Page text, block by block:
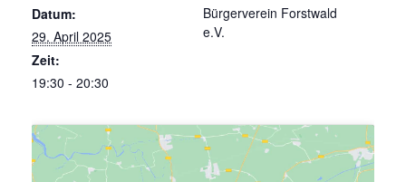
Datum:
29. April 2025
Zeit:
19:30 - 20:30
Bürgerverein Forstwald
e.V.